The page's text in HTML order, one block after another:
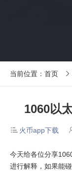
当前位置： 首页 
1060以
 火币app下载
今天给各位分享
进行解释，如果能